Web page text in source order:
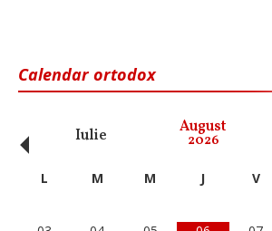
Calendar ortodox
Iulie August
2026
‹ L M M J V